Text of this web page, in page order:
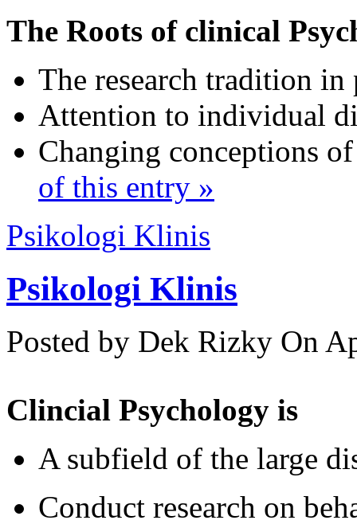
The Roots of clinical
The research tradition
Attention to individual
Changing conceptions
of this entry »
Psikologi Klinis
Psikologi Klinis
Posted by Dek Rizky On
Clincial Psychology is
A subfield of the large
Conduct research on